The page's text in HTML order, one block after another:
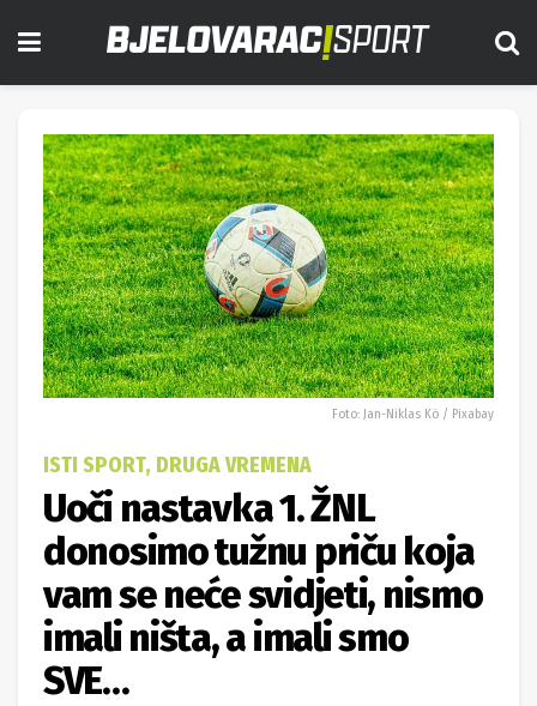
Foto: Jan-Niklas Kö / Pixabay
ISTI SPORT, DRUGA VREMENA
Uoči nastavka 1. ŽNL
donosimo tužnu priču koja
vam se neće svidjeti, nismo
imali ništa, a imali smo
SVE…